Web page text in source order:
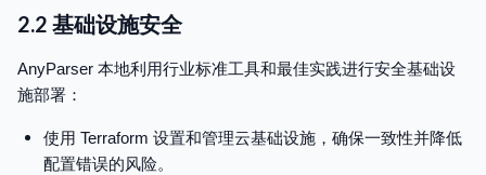
2.2 基础设施安全
AnyParser 本地利用行业标准工具和最佳实践进行安全基础设
施部署：
使用 Terraform 设置和管理云基础设施，确保一致性并降低
配置错误的风险。